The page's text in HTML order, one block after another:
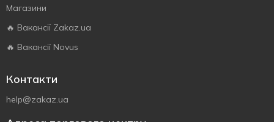
Магазини
🔥 Вакансії Zakaz.ua
🔥 Вакансії Novus
Контакти
help@zakaz.ua